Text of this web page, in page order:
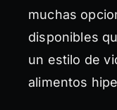
muchas
disponibles
un estilo de
alimentos